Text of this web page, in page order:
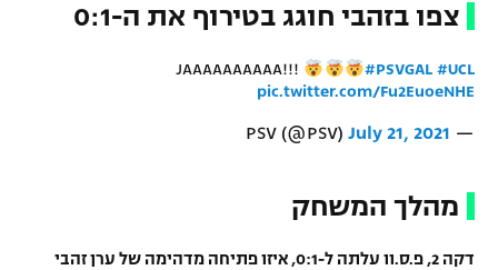
צפו בזהבי חוגג בטירוף את ה-0:1
JAAAAAAAAAA!!! #PSVGAL #UCL
pic.twitter.com/Fu2EuoeNHE
— PSV (@PSV)
July 21, 2021
מהלך המשחק
דקה 2, פ.ס.וו עלתה ל-0:1, איזו פתיחה מדהימה של ערן זהבי